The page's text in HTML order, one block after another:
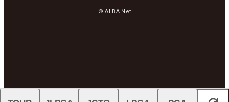
© ALBA Net